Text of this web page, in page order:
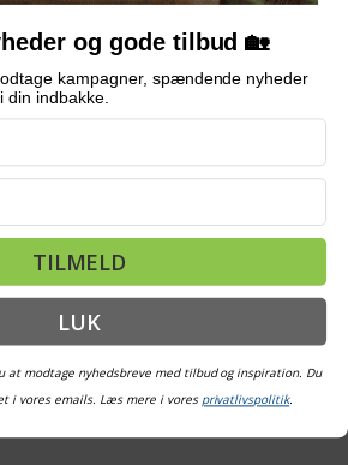
og gode tilbud 🏡
kampagner, spændende nyheder
din indbakke.
TILMELD
LUK
at modtage nyhedsbreve med tilbud og inspiration. Du
i vores emails. Læs mere i vores privatlivspolitik.